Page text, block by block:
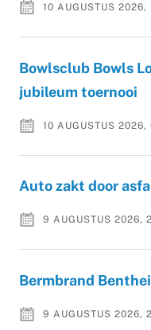
10 AUGUSTUS 2026,
Bowlsclub Bowls
jubileum toernooi
10 AUGUSTUS 2026,
Auto zakt door
9 AUGUSTUS 2026,
Bermbrand
9 AUGUSTUS 2026,